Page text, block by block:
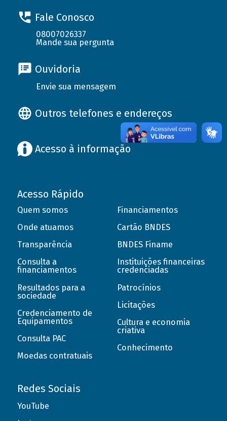
Fale Conosco
08007026337
Mande sua pergunta
Ouvidoria
Envie sua mensagem
Outros telefones e endereços
Acesso à informação
Acesso Rápido
Quem somos
Onde atuamos
Transparência
Consulta a
financiamentos
Resultados para a
sociedade
Credenciamento de
Equipamentos
Consulta PAC
Moedas contratuais
Financiamentos
Cartão BNDES
BNDES Finame
Instituições financeiras
credenciadas
Patrocínios
Licitações
Cultura e economia
criativa
Conhecimento
Redes Sociais
YouTube